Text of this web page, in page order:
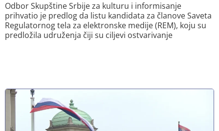
Odbor Skupštine Srbije za kulturu i informisanje
prihvatio je predlog da listu kandidata za članove Saveta
Regulatornog tela za elektronske medije (REM), koju su
predložila udruženja čiji su ciljevi ostvarivanje